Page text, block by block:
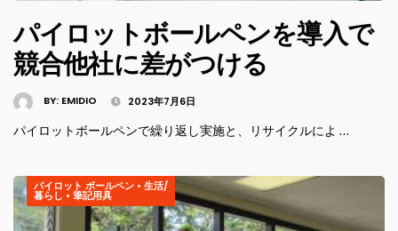
パイロットボールペンを導入で
競合他社に差がつける
BY: EMIDIO 2023年7月6日
パイロットボールペンで繰り返し実施と、リサイクルによ …
パイロット ボールペン • 生活/
暮らし • 筆記用具